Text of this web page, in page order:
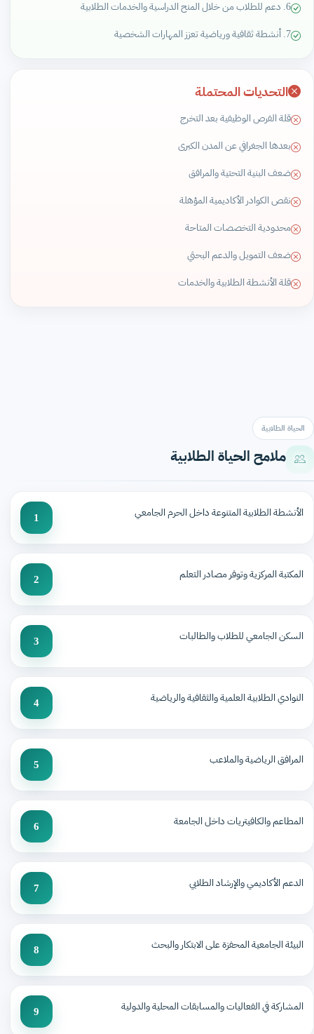
6. دعم للطلاب من خلال المنح الدراسية والخدمات الطلابية
7. أنشطة ثقافية ورياضية تعزز المهارات الشخصية
التحديات المحتملة
قلة الفرص الوظيفية بعد التخرج
بعدها الجغرافي عن المدن الكبرى
ضعف البنية التحتية والمرافق
نقص الكوادر الأكاديمية المؤهلة
محدودية التخصصات المتاحة
ضعف التمويل والدعم البحثي
قلة الأنشطة الطلابية والخدمات
الحياة الطلابية
ملامح الحياة الطلابية
الأنشطة الطلابية المتنوعة داخل الحرم الجامعي 1
المكتبة المركزية وتوفر مصادر التعلم 2
السكن الجامعي للطلاب والطالبات 3
النوادي الطلابية العلمية والثقافية والرياضية 4
المرافق الرياضية والملاعب 5
المطاعم والكافيتريات داخل الجامعة 6
الدعم الأكاديمي والإرشاد الطلابي 7
البيئة الجامعية المحفزة على الابتكار والبحث 8
المشاركة في الفعاليات والمسابقات المحلية والدولية 9